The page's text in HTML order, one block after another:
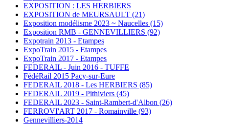
EXPOSITION : LES HERBIERS
EXPOSITION de MEURSAULT (21)
Exposition modélisme 2023 ~ Naucelles (15)
Exposition RMB - GENNEVILLIERS (92)
Expotrain 2013 - Etampes
ExpoTrain 2015 - Etampes
ExpoTrain 2017 - Etampes
FEDERAIL - Juin 2016 - TUFFE
FédéRail 2015 Pacy-sur-Eure
FEDERAIL 2018 - Les HERBIERS (85)
FEDERAIL 2019 - Pithiviers (45)
FEDERAIL 2023 - Saint-Rambert-d'Albon (26)
FERROVI'ART 2017 - Romainville (93)
Gennevilliers-2014